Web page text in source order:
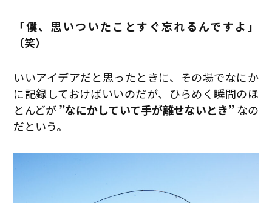
「僕、思いついたことすぐ忘れるんですよ」
（笑）
いいアイデアだと思ったときに、その場でなにか
に記録しておけばいいのだが、ひらめく瞬間のほ
とんどが”なにかしていて手が離せないとき”なの
だという。